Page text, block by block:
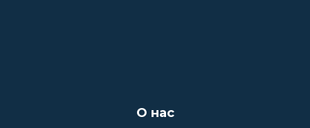
О нас